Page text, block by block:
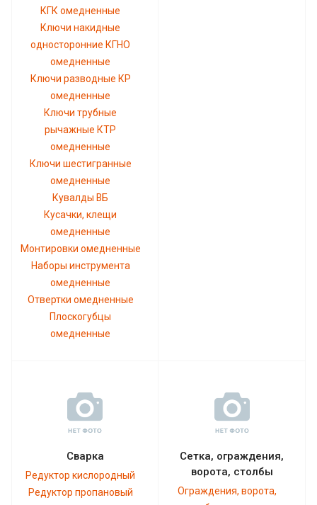
КГК омедненные
Ключи накидные
односторонние КГНО
омедненные
Ключи разводные КР
омедненные
Ключи трубные
рычажные КТР
омедненные
Ключи шестигранные
омедненные
Кувалды ВБ
Кусачки, клещи
омедненные
Монтировки омедненные
Наборы инструмента
омедненные
Отвертки омедненные
Плоскогубцы
омедненные
Сварка
Редуктор кислородный
Редуктор пропановый
Сетка, ограждения,
ворота, столбы
Ограждения, ворота,